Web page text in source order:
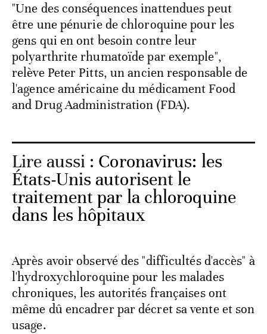
"Une des conséquences inattendues peut
être une pénurie de chloroquine pour les
gens qui en ont besoin contre leur
polyarthrite rhumatoïde par exemple",
relève Peter Pitts, un ancien responsable de
l'agence américaine du médicament Food
and Drug Aadministration (FDA).
Lire aussi : Coronavirus: les
États-Unis autorisent le
traitement par la chloroquine
dans les hôpitaux
Après avoir observé des "difficultés d'accès" à
l'hydroxychloroquine pour les malades
chroniques, les autorités françaises ont
même dû encadrer par décret sa vente et son
usage.